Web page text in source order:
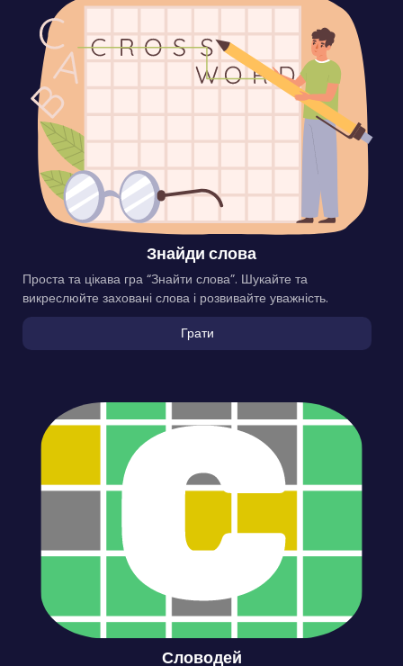
Знайди слова
Проста та цікава гра “Знайти слова”. Шукайте та
викреслюйте заховані слова і розвивайте уважність.
Грати
Словодей